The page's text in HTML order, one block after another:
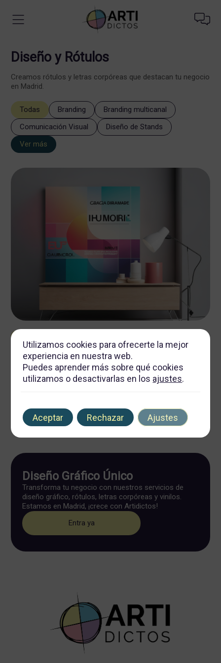
Diseño y Rótulos
Creamos rótulos y letras corpóreas que destacan tu negocio
en Madrid.
Todas Branding
Branding multicanal
Comunicación Visual
Diseño de Stands
Ver más
Transformación visual: el impacto del diseño de rótulos en la
percepción del cliente
8 min de lectura
Diseño Gráfico Único
Transforma tu negocio con nuestros servicios de
diseño gráfico, rótulos, letras corpóreas y vinilos.
Estamos en Madrid, ¡crece con Artidictos!
Entra ya
Utilizamos cookies para ofrecerte la mejor
experiencia en nuestra web.
Puedes aprender más sobre qué cookies
utilizamos o desactivarlas en los ajustes.
Aceptar Rechazar Ajustes